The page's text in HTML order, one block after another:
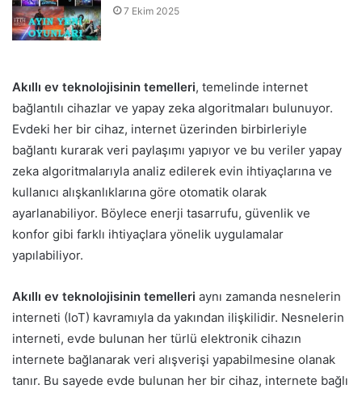
7 Ekim 2025
Akıllı ev teknolojisinin temelleri, temelinde internet
bağlantılı cihazlar ve yapay zeka algoritmaları bulunuyor.
Evdeki her bir cihaz, internet üzerinden birbirleriyle
bağlantı kurarak veri paylaşımı yapıyor ve bu veriler yapay
zeka algoritmalarıyla analiz edilerek evin ihtiyaçlarına ve
kullanıcı alışkanlıklarına göre otomatik olarak
ayarlanabiliyor. Böylece enerji tasarrufu, güvenlik ve
konfor gibi farklı ihtiyaçlara yönelik uygulamalar
yapılabiliyor.
Akıllı ev teknolojisinin temelleri aynı zamanda nesnelerin
interneti (IoT) kavramıyla da yakından ilişkilidir. Nesnelerin
interneti, evde bulunan her türlü elektronik cihazın
internete bağlanarak veri alışverişi yapabilmesine olanak
tanır. Bu sayede evde bulunan her bir cihaz, internete bağlı